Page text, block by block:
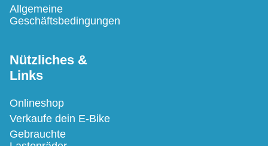
Allgemeine
Geschäftsbedingungen
Nützliches &
Links
Onlineshop
Verkaufe dein E-Bike
Gebrauchte